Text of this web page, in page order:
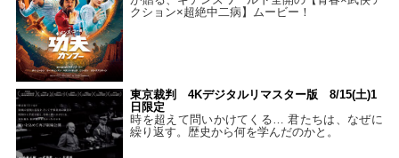
クション×超絶中二病】ムービー！
東京裁判 4Kデジタルリマスター版 8/15(土)1
日限定
時を超えて問いかけてくる… 君たちは、なぜに
繰り返す。歴史から何を学んだのかと。